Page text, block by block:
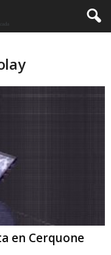
en Cerquone